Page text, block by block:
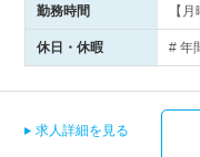
勤務時間 【
休日・休暇 # 年
求人詳細を見る